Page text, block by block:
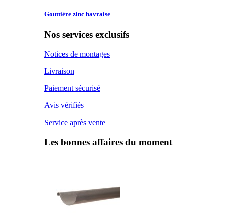
Gouttière zinc havraise
Nos services exclusifs
Notices de montages
Livraison
Paiement sécurisé
Avis vérifiés
Service après vente
Les bonnes affaires du moment